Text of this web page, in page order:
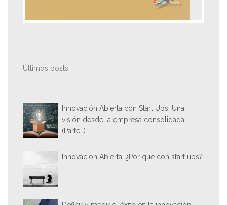
Últimos posts
Innovación Abierta con Start Ups. Una
visión desde la empresa consolidada
(Parte I)
Innovación Abierta, ¿Por qué con start ups?